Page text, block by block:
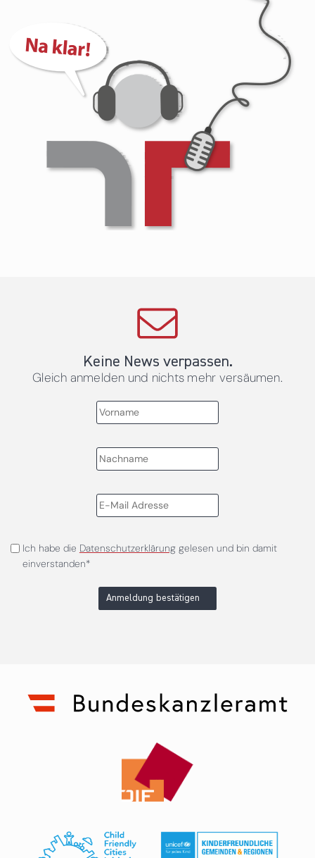
Keine News verpassen.
Gleich anmelden und nichts mehr versäumen.
Ich habe die Datenschutzerklärunggelesen und bin damit
einverstanden*
Anmeldung bestätigen